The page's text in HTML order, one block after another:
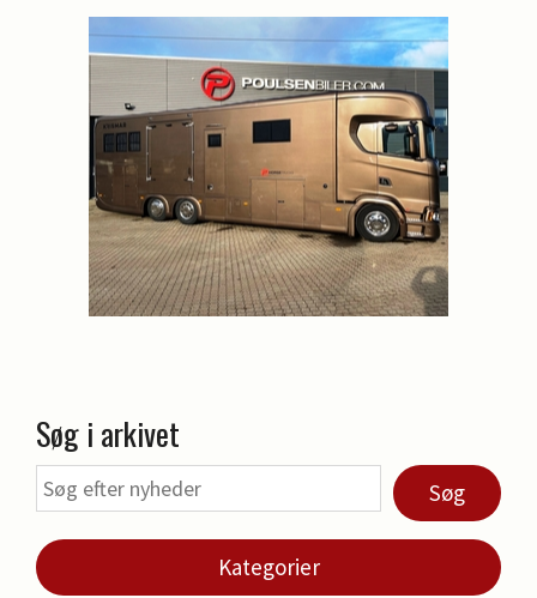
Søg i arkivet
Søg
Kategorier